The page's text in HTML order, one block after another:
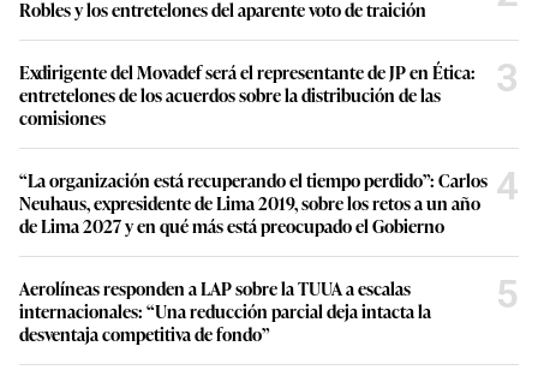
Robles y los entretelones del aparente voto de traición
Exdirigente del Movadef será el representante de JP en Ética:
entretelones de los acuerdos sobre la distribución de las
comisiones
3
“La organización está recuperando el tiempo perdido”: Carlos
Neuhaus, expresidente de Lima 2019, sobre los retos a un año
de Lima 2027 y en qué más está preocupado el Gobierno
4
Aerolíneas responden a LAP sobre la TUUA a escalas
internacionales: “Una reducción parcial deja intacta la
desventaja competitiva de fondo”
5